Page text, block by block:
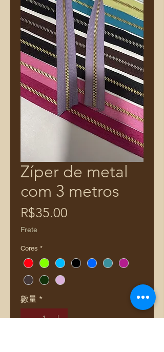
Zíper de metal
com 3 metros
R$35.00
Frete
Cores *
數量 *